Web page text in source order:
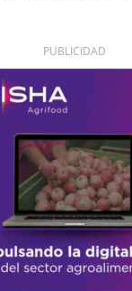
PUBLICIDAD